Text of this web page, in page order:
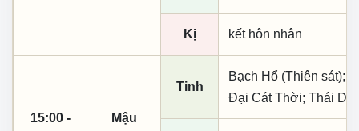
Kị kết hôn nhân
15:00 -
Mậu
Tinh
Bạch Hổ (Thiên sát);
Đại Cát Thời; Thái